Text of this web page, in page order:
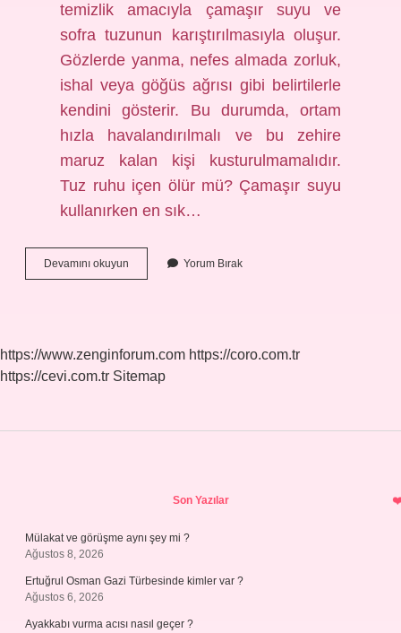
temizlik amacıyla çamaşır suyu ve
sofra tuzunun karıştırılmasıyla oluşur.
Gözlerde yanma, nefes almada zorluk,
ishal veya göğüs ağrısı gibi belirtilerle
kendini gösterir. Bu durumda, ortam
hızla havalandırılmalı ve bu zehire
maruz kalan kişi kusturulmamalıdır.
Tuz ruhu içen ölür mü? Çamaşır suyu
kullanırken en sık…
Devamını okuyun
Ruhu
Yorum Bırak
https://www.zenginforum.com https://coro.com.tr
https://cevi.com.tr Sitemap
Son Yazılar
Mülakat ve görüşme aynı şey mi ?
Ağustos 8, 2026
Ertuğrul Osman Gazi Türbesinde kimler var ?
Ağustos 6, 2026
Ayakkabı vurma acısı nasıl geçer ?